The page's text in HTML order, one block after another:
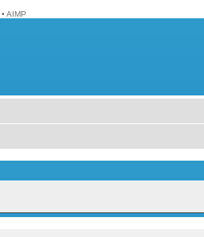
• AIMP